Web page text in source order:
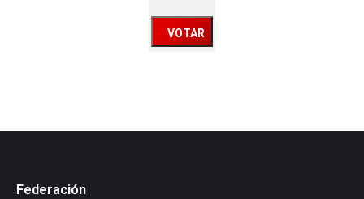
Federación